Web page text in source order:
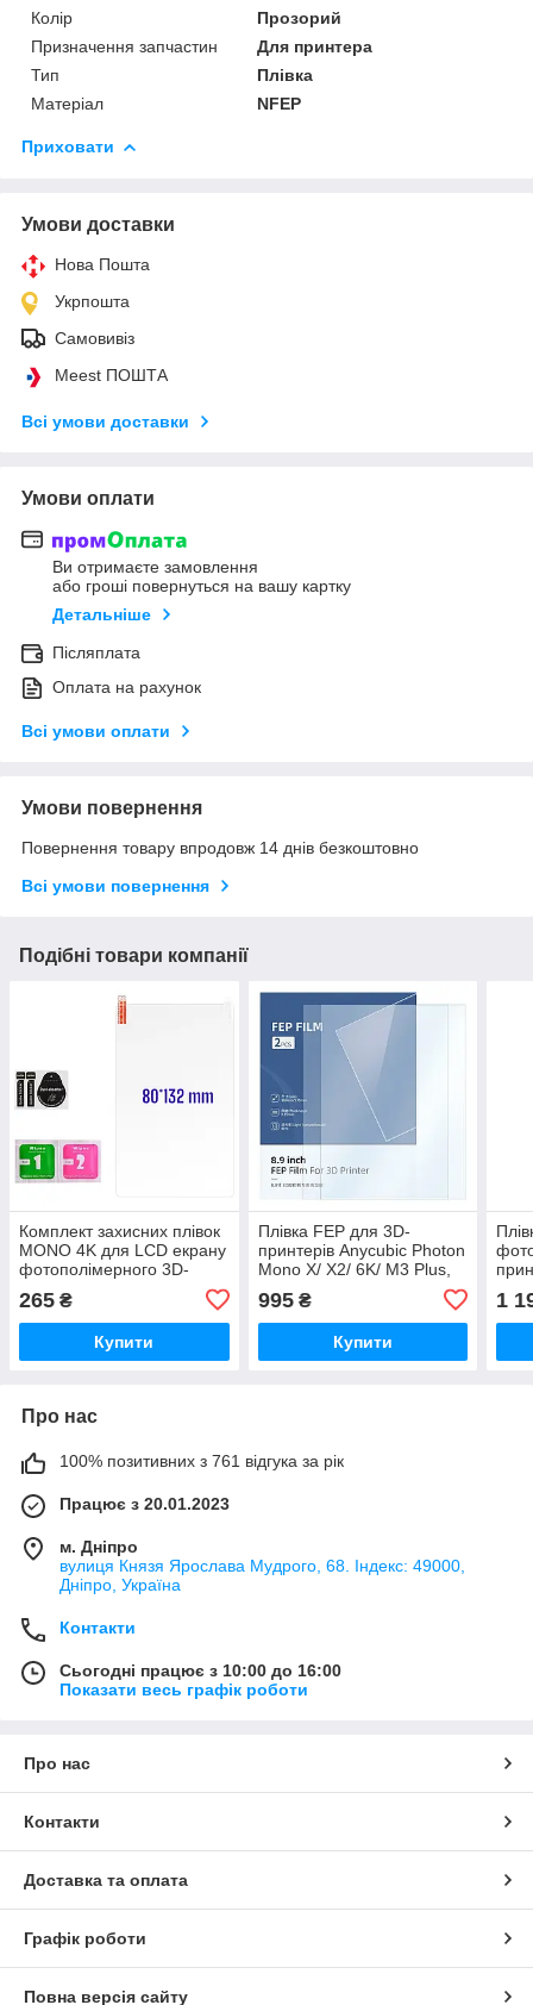
Колір
Прозорий
Призначення запчастин
Для принтера
Тип
Плівка
Матеріал
NFEP
Приховати
Умови доставки
Нова Пошта
Укрпошта
Самовивіз
Meest ПОШТА
Всі умови доставки
Умови оплати
Ви отримаєте замовлення
або гроші повернуться на вашу картку
Детальніше
Післяплата
Оплата на рахунок
Всі умови оплати
Умови повернення
Повернення товару впродовж 14 днів безкоштовно
Всі умови повернення
Подібні товари компанії
Комплект захисних плівок
MONO 4K для LCD екрану
фотополімерного 3D-
6.23", 2шт
265 ₴
Купити
Плівка FEP для 3D-
принтерів Anycubic Photon
Mono X/ X2/ 6K/ M3 Plus,
(оригінал, S020054)
995₴
Купити
1
Про нас
100% позитивних з 761 відгука за рік
Працює з 20.01.2023
м. Дніпро
вулиця Князя Ярослава Мудрого, 68. Індекс: 49000,
Дніпро, Україна
Контакти
Сьогодні працює з 10:00 до 16:00
Показати весь графік роботи
Про нас
Контакти
Доставка та оплата
Графік роботи
Повна версія сайту